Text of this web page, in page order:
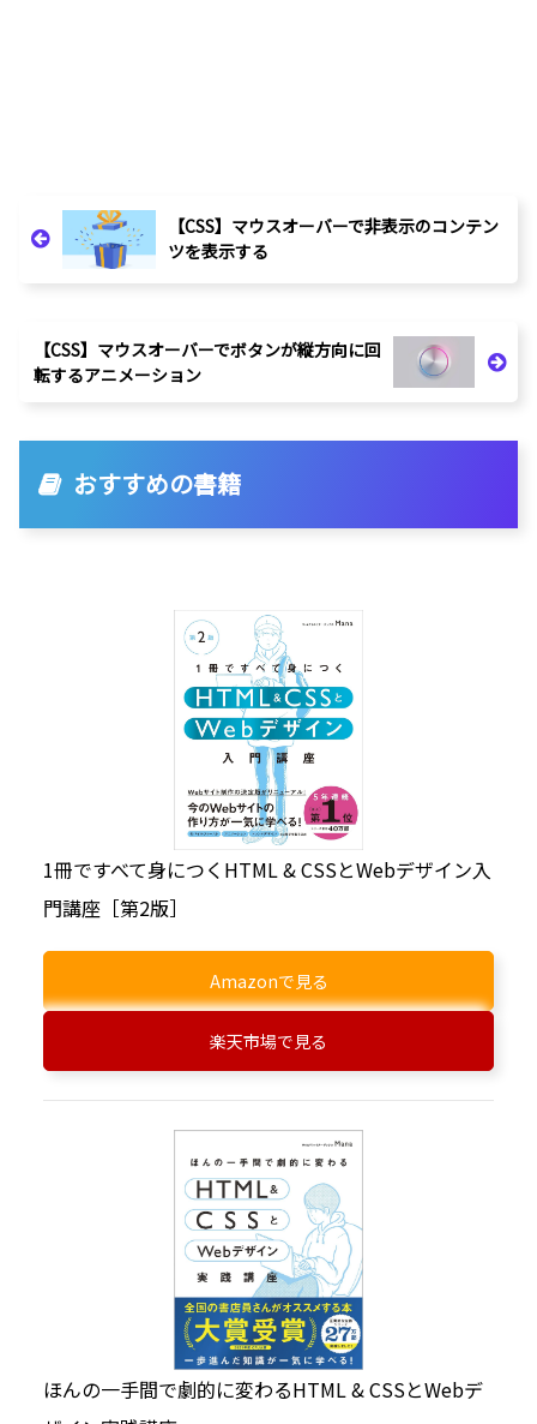
【CSS】マウスオーバーで非表示のコンテン
ツを表示する
【CSS】マウスオーバーでボタンが縦方向に回
転するアニメーション
おすすめの書籍
1冊ですべて身につくHTML & CSSとWebデザイン入
門講座［第2版］
Amazonで見る
楽天市場で見る
ほんの一手間で劇的に変わるHTML & CSSとWebデ